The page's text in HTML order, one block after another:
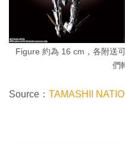
Figure 約為 16 cm，各附送
們
Source： TAMASHII